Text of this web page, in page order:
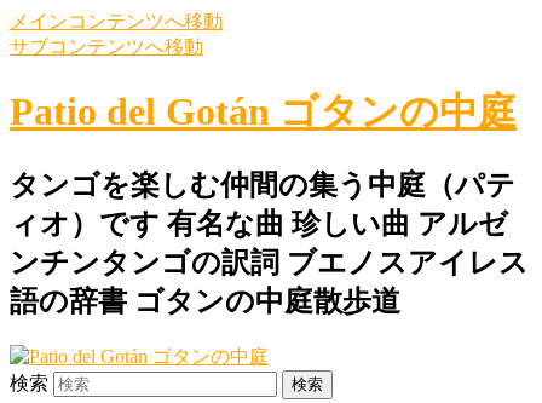
メインコンテンツへ移動
サブコンテンツへ移動
Patio del Gotán ゴタンの中庭
タンゴを楽しむ仲間の集う中庭（パテ
ィオ）です 有名な曲 珍しい曲 アルゼ
ンチンタンゴの訳詞 ブエノスアイレス
語の辞書 ゴタンの中庭散歩道
検索